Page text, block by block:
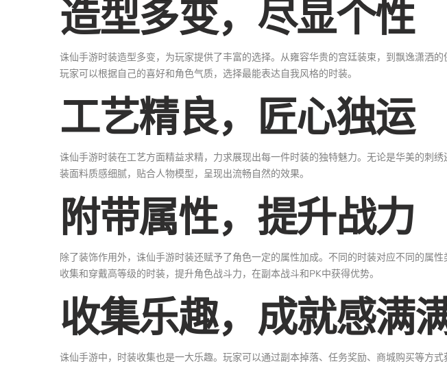
造型多变，尽显个性
诛仙手游时装造型多变，为玩家提供了丰富的选择。从雍容华贵的宫廷装束，到飘逸潇洒的
玩家可以根据自己的喜好和角色气质，选择最能表达自我风格的时装。
工艺精良，匠心独运
诛仙手游时装在工艺方面精益求精，力求展现出每一件时装的独特魅力。无论是华美的刺
装面料质感细腻，贴合人物模型，呈现出流畅自然的效果。
附带属性，提升战力
除了装饰作用外，诛仙手游时装还赋予了角色一定的属性加成。不同的时装对应不同的属
收集和穿戴高等级的时装，提升角色战斗力，在副本战斗和PK中获得优势。
收集乐趣，成就感满
诛仙手游中，时装收集也是一大乐趣。玩家可以通过副本掉落、任务奖励、商城购买等方